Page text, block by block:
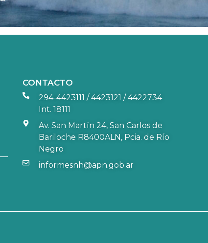
CONTACTO
294-4423111 / 4423121 / 4422734
Int. 18111
Av. San Martín 24, San Carlos de
Bariloche R8400ALN, Pcia. de Río
Negro
informesnh@apn.gob.ar